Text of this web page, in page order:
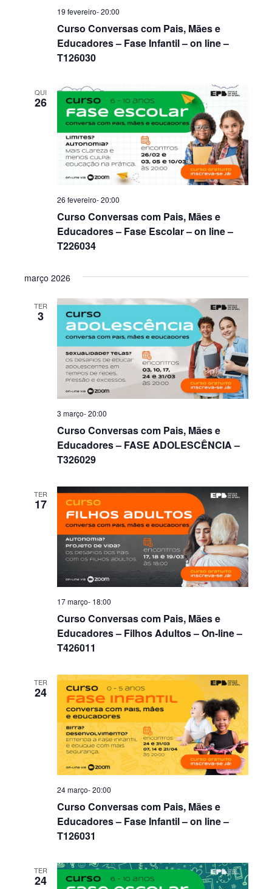
Curso Conversas com Pais, Mães e
Educadores – Fase Infantil – on line –
T126030
19 fevereiro- 20:00
QUI
26
Curso Conversas com Pais, Mães e
Educadores – Fase Escolar – on line –
T226034
26 fevereiro- 20:00
março 2026
TER
3
Curso Conversas com Pais, Mães e
Educadores – FASE ADOLESCÊNCIA –
T326029
3 março- 20:00
TER
17
Curso Conversas com Pais, Mães e
Educadores – Filhos Adultos – On-line –
T426011
17 março- 18:00
TER
24
Curso Conversas com Pais, Mães e
Educadores – Fase Infantil – on line –
T126031
24 março- 20:00
TER
24